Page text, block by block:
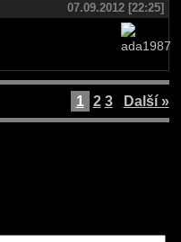
07.09.2012 [22:25]
1 2 3 Další »